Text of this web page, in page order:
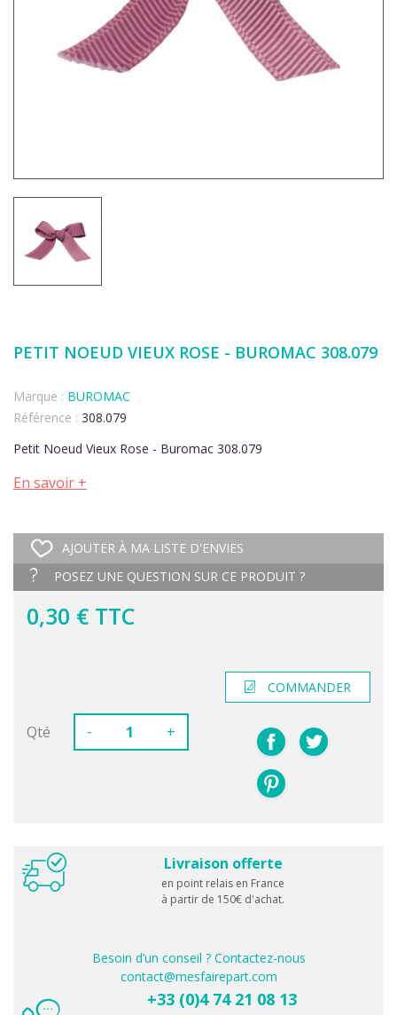
PETIT NOEUD VIEUX ROSE - BUROMAC 308.079
Marque : BUROMAC
Référence : 308.079
Petit Noeud Vieux Rose - Buromac 308.079
En savoir +
AJOUTER À MA LISTE D'ENVIES
POSEZ UNE QUESTION SUR CE PRODUIT ?
0,30 € TTC
Qté - +
COMMANDER
Livraison offerte
en point relais en France
à partir de 150€ d'achat.
Besoin d’un conseil ? Contactez-nous
contact@mesfairepart.com
+33 (0)4 74 21 08 13